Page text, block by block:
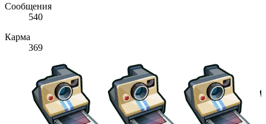
Сообщения
540
Карма
369